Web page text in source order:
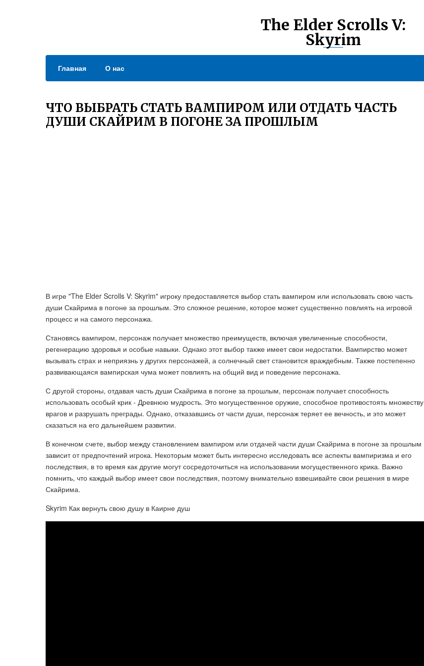
The Elder Scrolls V:
Skyrim
Главная О нас
ЧТО ВЫБРАТЬ СТАТЬ ВАМПИРОМ ИЛИ ОТДАТЬ ЧАСТЬ
ДУШИ СКАЙРИМ В ПОГОНЕ ЗА ПРОШЛЫМ
В игре "The Elder Scrolls V: Skyrim" игроку предоставляется выбор стать вампиром или использовать свою часть
души Скайрима в погоне за прошлым. Это сложное решение, которое может существенно повлиять на игровой
процесс и на самого персонажа.
Становясь вампиром, персонаж получает множество преимуществ, включая увеличенные способности,
регенерацию здоровья и особые навыки. Однако этот выбор также имеет свои недостатки. Вампирство может
вызывать страх и неприязнь у других персонажей, а солнечный свет становится враждебным. Также постепенно
развивающаяся вампирская чума может повлиять на общий вид и поведение персонажа.
С другой стороны, отдавая часть души Скайрима в погоне за прошлым, персонаж получает способность
использовать особый крик - Древнюю мудрость. Это могущественное оружие, способное противостоять множеству
врагов и разрушать преграды. Однако, отказавшись от части души, персонаж теряет ее вечность, и это может
сказаться на его дальнейшем развитии.
В конечном счете, выбор между становлением вампиром или отдачей части души Скайрима в погоне за прошлым
зависит от предпочтений игрока. Некоторым может быть интересно исследовать все аспекты вампиризма и его
последствия, в то время как другие могут сосредоточиться на использовании могущественного крика. Важно
помнить, что каждый выбор имеет свои последствия, поэтому внимательно взвешивайте свои решения в мире
Скайрима.
Skyrim Как вернуть свою душу в Каирне душ